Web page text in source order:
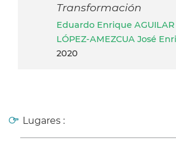
Transformación
Eduardo Enrique
LÓPEZ-AMEZCUA José
2020
Lugares :